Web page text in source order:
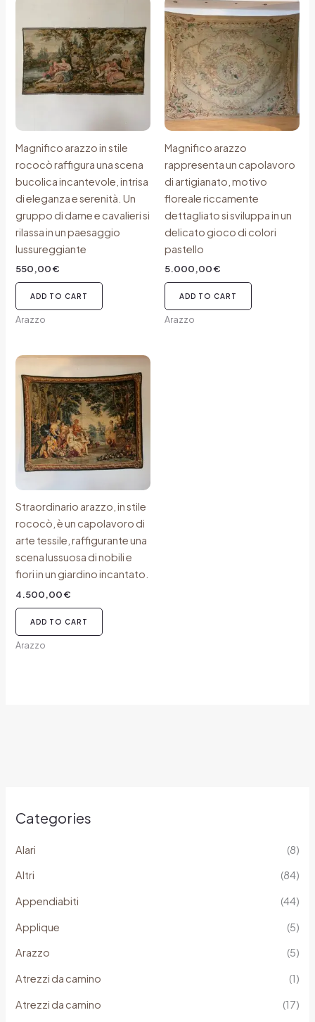
Categories
Alari (8)
Altri (84)
Appendiabiti (44)
Applique (5)
Arazzo (5)
Atrezzi da camino (1)
Atrezzi da camino (17)
Magnifico arazzo in stile
rococò raffigura una scena
bucolica incantevole, intrisa
di eleganza e serenità. Un
gruppo di dame e cavalieri si
rilassa in un paesaggio
lussureggiante
550,00€
ADD TO CART
Arazzo
Magnifico arazzo
rappresenta un capolavoro
di artigianato, motivo
floreale riccamente
dettagliato si sviluppa in un
delicato gioco di colori
pastello
5.000,00€
ADD TO CART
Arazzo
Straordinario arazzo, in stile
rococò, è un capolavoro di
arte tessile, raffigurante una
scena lussuosa di nobili e
fiori in un giardino incantato.
4.500,00€
ADD TO CART
Arazzo